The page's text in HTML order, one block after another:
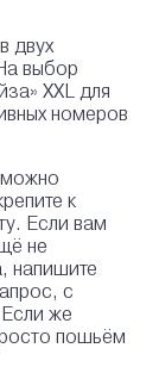
двух
выбор
XXL для
номеров
можно
к
Если вам
не
напишите
с
же
пошьём